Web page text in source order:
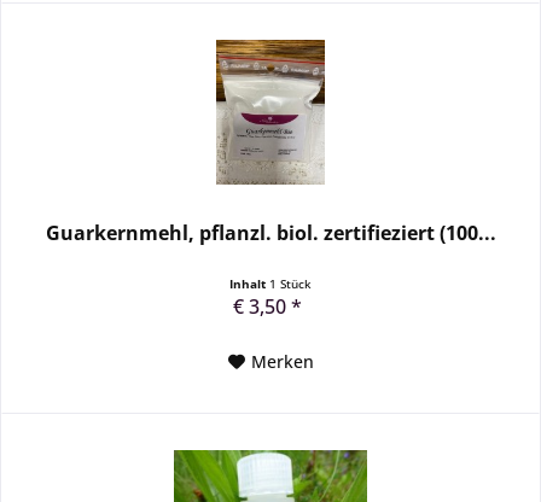
Guarkernmehl, pflanzl. biol. zertifieziert (100...
Inhalt 1 Stück
€ 3,50 *
Merken